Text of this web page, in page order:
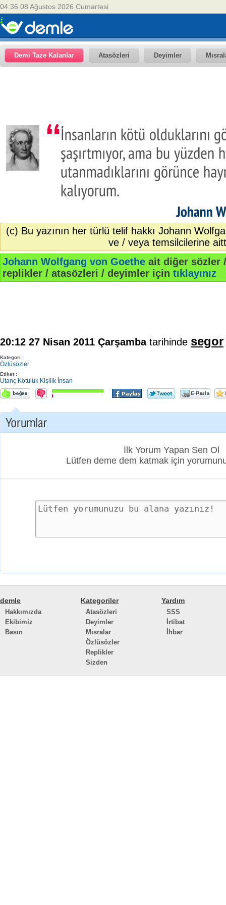
04:36 08 Ağustos 2026 Cumartesi
Demi Taze Kalanlar Atasözleri Deyimler
(c) Bu yazının her türlü telif hakkı Johann
ve / veya temsilcilerine
Johann Wolfgang von Goethe ait diğer sözler
replikler / atasözleri / deyimler için tıklayınız
20:12 27 Nisan 2011 Çarşambatarihinde segor
Kategori :
Özlüsözler
Etiket :
Utanç Kötülük Kişilik İnsan
İlk Yorum Yapan Sen Ol
Lütfen deme dem katmak için
demle
Hakkımızda
Ekibimiz
Basın
Kategoriler
Atasözleri
Deyimler
Mısralar
Özlüsözler
Replikler
Sizden
Yardım
SSS
İrtibat
İhbar